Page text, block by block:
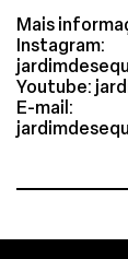
Mais
Instagram:
Youtube:
E-mail: